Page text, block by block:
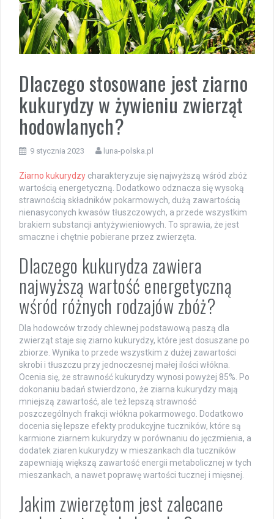
Dlaczego stosowane jest ziarno
kukurydzy w żywieniu zwierząt
hodowlanych?
9 stycznia 2023 luna-polska.pl
Ziarno kukurydzy charakteryzuje się najwyższą wśród zbóż
wartością energetyczną. Dodatkowo odznacza się wysoką
strawnością składników pokarmowych, dużą zawartością
nienasyconych kwasów tłuszczowych, a przede wszystkim
brakiem substancji antyżywieniowych. To sprawia, że jest
smaczne i chętnie pobierane przez zwierzęta.
Dlaczego kukurydza zawiera
najwyższą wartość energetyczną
wśród różnych rodzajów zbóż?
Dla hodowców trzody chlewnej podstawową paszą dla
zwierząt staje się ziarno kukurydzy, które jest dosuszane po
zbiorze. Wynika to przede wszystkim z dużej zawartości
skrobi i tłuszczu przy jednoczesnej małej ilości włókna.
Ocenia się, że strawność kukurydzy wynosi powyżej 85%. Po
dokonaniu badań stwierdzono, że ziarna kukurydzy mają
mniejszą zawartość, ale też lepszą strawność
poszczególnych frakcji włókna pokarmowego. Dodatkowo
docenia się lepsze efekty produkcyjne tuczników, które są
karmione ziarnem kukurydzy w porównaniu do jęczmienia, a
dodatek ziaren kukurydzy w mieszankach dla tuczników
zapewniają większą zawartość energii metabolicznej w tych
mieszankach, a nawet poprawę wartości tucznej i mięsnej.
Jakim zwierzętom jest zalecane